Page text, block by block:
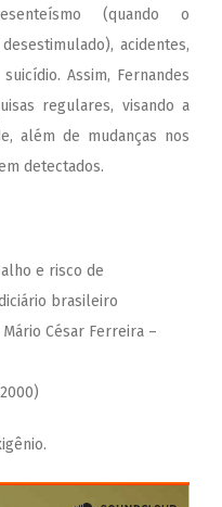
(quando o
acidentes,
Assim, Fernandes
regulares, visando a
além de mudanças nos
detectados.
e risco de
brasileiro
César Ferreira –